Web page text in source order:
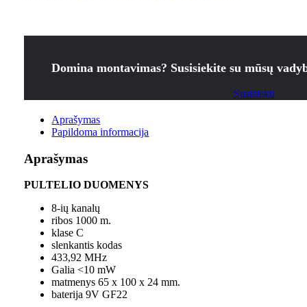
Domina montavimas? Susisiekite su mūsų
Susisiekti
Aprašymas
Papildoma informacija
Aprašymas
PULTELIO DUOMENYS
8-ių kanalų
ribos 1000 m.
klase C
slenkantis kodas
433,92 MHz
Galia <10 mW
matmenys 65 x 100 x 24 mm.
baterija 9V GF22